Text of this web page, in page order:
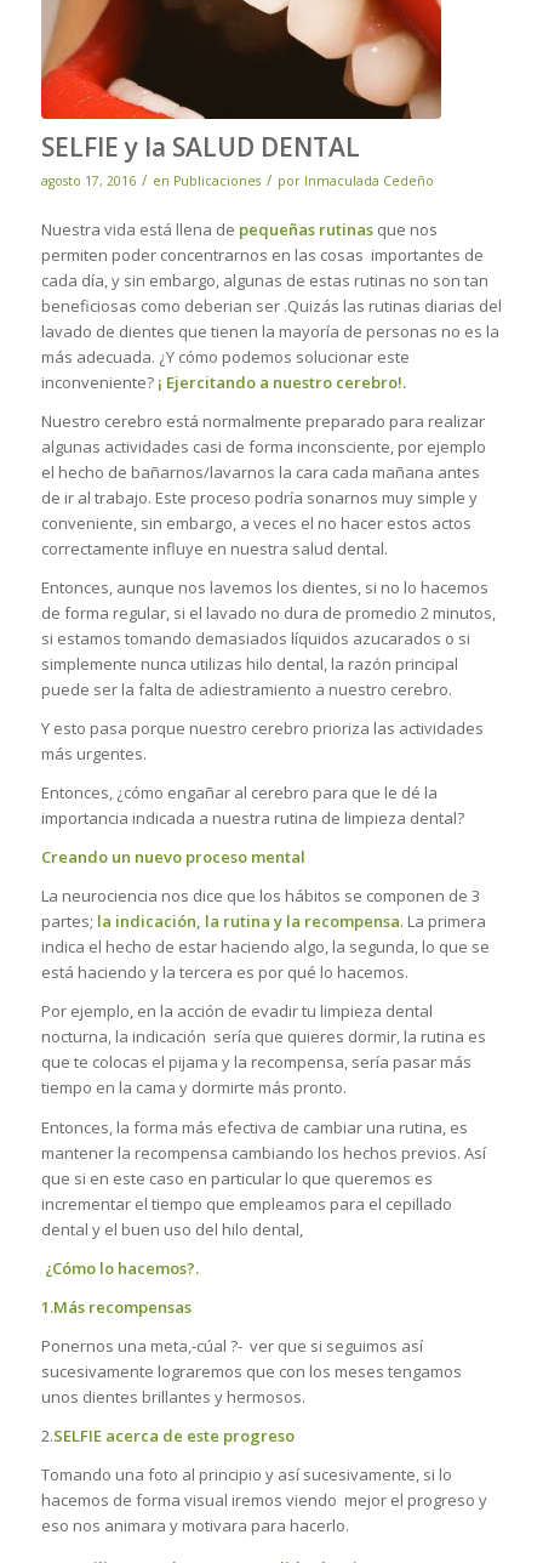
SELFIE y la SALUD DENTAL
agosto 17, 2016 / en Publicaciones / por Inmaculada Cedeño
Nuestra vida está llena de pequeñas rutinasque nos
permiten poder concentrarnos en las cosas importantes de
cada día, y sin embargo, algunas de estas rutinas no son tan
beneficiosas como deberian ser .Quizás las rutinas diarias del
lavado de dientes que tienen la mayoría de personas no es la
más adecuada. ¿Y cómo podemos solucionar este
inconveniente? ¡ Ejercitando a nuestro cerebro!.
Nuestro cerebro está normalmente preparado para realizar
algunas actividades casi de forma inconsciente, por ejemplo
el hecho de bañarnos/lavarnos la cara cada mañana antes
de ir al trabajo. Este proceso podría sonarnos muy simple y
conveniente, sin embargo, a veces el no hacer estos actos
correctamente influye en nuestra salud dental.
Entonces, aunque nos lavemos los dientes, si no lo hacemos
de forma regular, si el lavado no dura de promedio 2 minutos,
si estamos tomando demasiados líquidos azucarados o si
simplemente nunca utilizas hilo dental, la razón principal
puede ser la falta de adiestramiento a nuestro cerebro.
Y esto pasa porque nuestro cerebro prioriza las actividades
más urgentes.
Entonces, ¿cómo engañar al cerebro para que le dé la
importancia indicada a nuestra rutina de limpieza dental?
Creando un nuevo proceso mental
La neurociencia nos dice que los hábitos se componen de 3
partes; la indicación, la rutina y la recompensa. La primera
indica el hecho de estar haciendo algo, la segunda, lo que se
está haciendo y la tercera es por qué lo hacemos.
Por ejemplo, en la acción de evadir tu limpieza dental
nocturna, la indicación sería que quieres dormir, la rutina es
que te colocas el pijama y la recompensa, sería pasar más
tiempo en la cama y dormirte más pronto.
Entonces, la forma más efectiva de cambiar una rutina, es
mantener la recompensa cambiando los hechos previos. Así
que si en este caso en particular lo que queremos es
incrementar el tiempo que empleamos para el cepillado
dental y el buen uso del hilo dental,
¿Cómo lo hacemos?.
1.Más recompensas
Ponernos una meta,-cúal ?- ver que si seguimos así
sucesivamente lograremos que con los meses tengamos
unos dientes brillantes y hermosos.
2.SELFIE acerca de este progreso
Tomando una foto al principio y así sucesivamente, si lo
hacemos de forma visual iremos viendo mejor el progreso y
eso nos animara y motivara para hacerlo.